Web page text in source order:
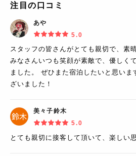
注目の口コミ
あや
5.0
スタッフの皆さんがとても親切で、素
みなさんいつも笑顔が素敵で、優しく
ました。 ぜひまた宿泊したいと思い
ざいました！
美々子鈴木
5.0
とても親切に接客して頂いて、楽しい